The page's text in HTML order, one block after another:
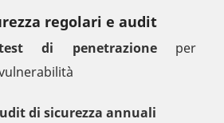
regolari e audit
di penetrazioneper
di sicurezza annuali